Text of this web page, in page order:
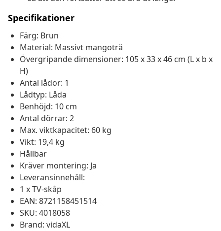
Specifikationer
Färg: Brun
Material: Massivt mangoträ
Övergripande dimensioner: 105 x 33 x 46 cm (L x b x
H)
Antal lådor: 1
Lådtyp: Låda
Benhöjd: 10 cm
Antal dörrar: 2
Max. viktkapacitet: 60 kg
Vikt: 19,4 kg
Hållbar
Kräver montering: Ja
Leveransinnehåll:
1 x TV-skåp
EAN: 8721158451514
SKU: 4018058
Brand: vidaXL